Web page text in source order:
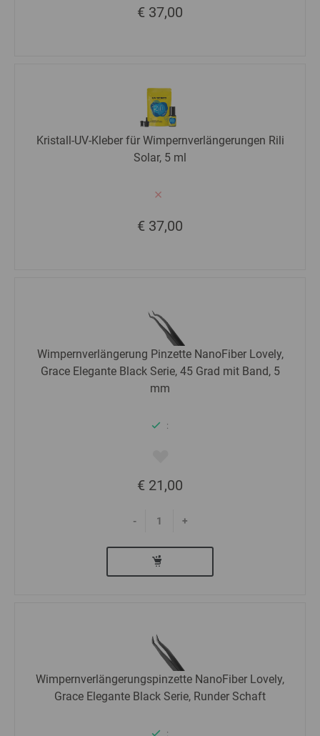
€ 37,00
Kristall-UV-Kleber für Wimpernverlängerungen Rili
Solar, 5 ml
€ 37,00
Wimpernverlängerung Pinzette NanoFiber Lovely,
Grace Elegante Black Serie, 45 Grad mit Band, 5
mm
:
€ 21,00
- +
Wimpernverlängerungspinzette NanoFiber Lovely,
Grace Elegante Black Serie, Runder Schaft
: